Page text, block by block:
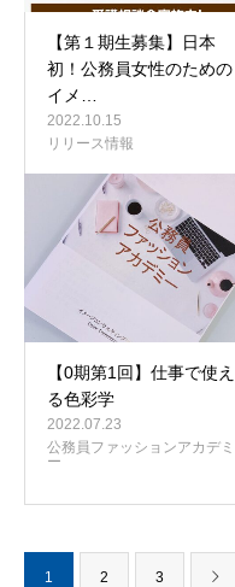
【第１期生募集】日本
初！公務員女性のための
イメ…
2022.10.15
リリース情報
【0期第1回】仕事で使え
る色彩学
2022.07.23
公務員ファッションアカデミ
ー
1 2 3